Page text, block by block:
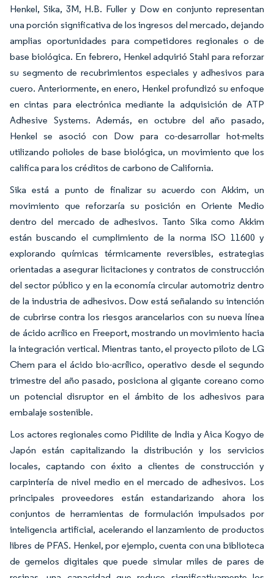
Henkel, Sika, 3M, H.B. Fuller y Dow en conjunto representan
una porción significativa de los ingresos del mercado, dejando
amplias oportunidades para competidores regionales o de
base biológica. En febrero, Henkel adquirió Stahl para reforzar
su segmento de recubrimientos especiales y adhesivos para
cuero. Anteriormente, en enero, Henkel profundizó su enfoque
en cintas para electrónica mediante la adquisición de ATP
Adhesive Systems. Además, en octubre del año pasado,
Henkel se asoció con Dow para co-desarrollar hot-melts
utilizando polioles de base biológica, un movimiento que los
califica para los créditos de carbono de California.
Sika está a punto de finalizar su acuerdo con Akkim, un
movimiento que reforzaría su posición en Oriente Medio
dentro del mercado de adhesivos. Tanto Sika como Akkim
están buscando el cumplimiento de la norma ISO 11600 y
explorando químicas térmicamente reversibles, estrategias
orientadas a asegurar licitaciones y contratos de construcción
del sector público y en la economía circular automotriz dentro
de la industria de adhesivos. Dow está señalando su intención
de cubrirse contra los riesgos arancelarios con su nueva línea
de ácido acrílico en Freeport, mostrando un movimiento hacia
la integración vertical. Mientras tanto, el proyecto piloto de LG
Chem para el ácido bio-acrílico, operativo desde el segundo
trimestre del año pasado, posiciona al gigante coreano como
un potencial disruptor en el ámbito de los adhesivos para
embalaje sostenible.
Los actores regionales como Pidilite de India y Aica Kogyo de
Japón están capitalizando la distribución y los servicios
locales, captando con éxito a clientes de construcción y
carpintería de nivel medio en el mercado de adhesivos. Los
principales proveedores están estandarizando ahora los
conjuntos de herramientas de formulación impulsados por
inteligencia artificial, acelerando el lanzamiento de productos
libres de PFAS. Henkel, por ejemplo, cuenta con una biblioteca
de gemelos digitales que puede simular miles de pares de